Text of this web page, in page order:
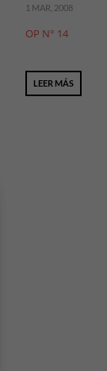
1 MAR, 2008
OP N° 14
LEER MÁS